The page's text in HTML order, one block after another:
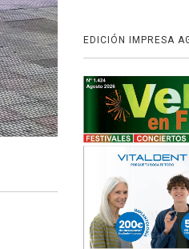
EDICIÓN IMPRESA